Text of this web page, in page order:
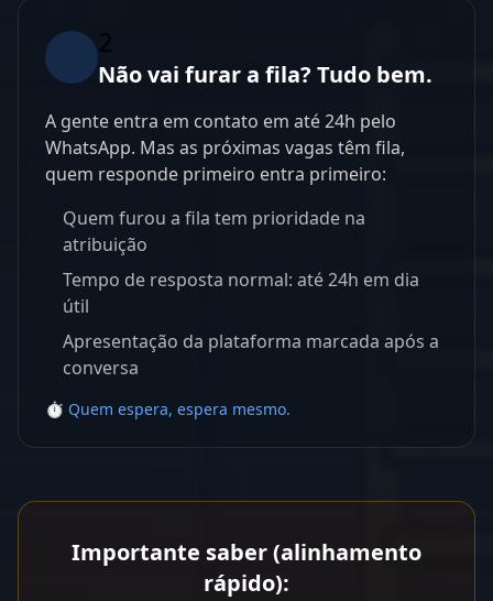
2
Não vai furar a fila? Tudo bem.
A gente entra em contato em até 24h pelo
WhatsApp. Mas as próximas vagas têm fila,
quem responde primeiro entra primeiro:
Quem furou a fila tem prioridade na
atribuição
Tempo de resposta normal: até 24h em dia
útil
Apresentação da plataforma marcada após a
conversa
⏱️ Quem espera, espera mesmo.
Importante saber (alinhamento
rápido):